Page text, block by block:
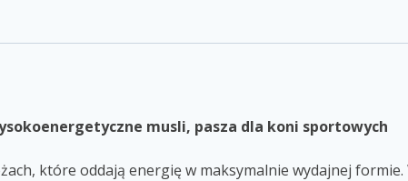
musli, pasza dla koni sportowych
które oddają energię w maksymalnie wydajnej